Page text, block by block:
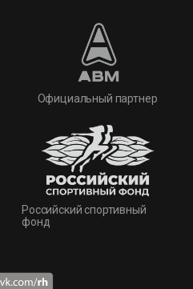
Официальный партнер
Российский спортивный
фонд